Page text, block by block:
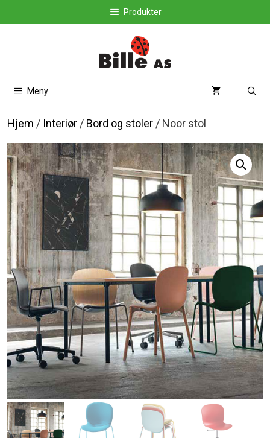
til
Produkter
Meny
Hjem / Interiør / Bord og stoler / Noor stol